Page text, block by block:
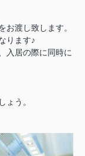
お渡し致します。
ります♪
入居の際に同時に
ょう。